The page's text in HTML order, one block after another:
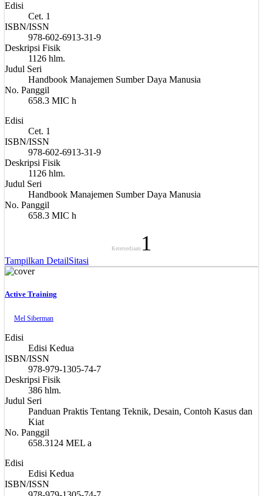
Edisi
Cet. 1
ISBN/ISSN
978-602-6913-31-9
Deskripsi Fisik
1126 hlm.
Judul Seri
Handbook Manajemen Sumber Daya Manusia
No. Panggil
658.3 MIC h
Edisi
Cet. 1
ISBN/ISSN
978-602-6913-31-9
Deskripsi Fisik
1126 hlm.
Judul Seri
Handbook Manajemen Sumber Daya Manusia
No. Panggil
658.3 MIC h
Ketersediaan 1
Tampilkan DetailSitasi
Active Training
Mel Siberman
Edisi
Edisi Kedua
ISBN/ISSN
978-979-1305-74-7
Deskripsi Fisik
386 hlm.
Judul Seri
Panduan Praktis Tentang Teknik, Desain, Contoh Kasus dan
Kiat
No. Panggil
658.3124 MEL a
Edisi
Edisi Kedua
ISBN/ISSN